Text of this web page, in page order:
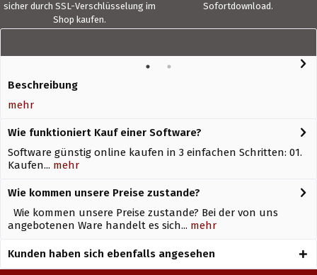
sicher durch SSL-Verschlüsselung im
Shop kaufen.
Sofortdownload.
Beschreibung
mehr
Wie funktioniert Kauf einer Software?
Software günstig online kaufen in 3 einfachen Schritten: 01.
Kaufen... mehr
Wie kommen unsere Preise zustande?
Wie kommen unsere Preise zustande? Bei der von uns
angebotenen Ware handelt es sich... mehr
Kunden haben sich ebenfalls angesehen